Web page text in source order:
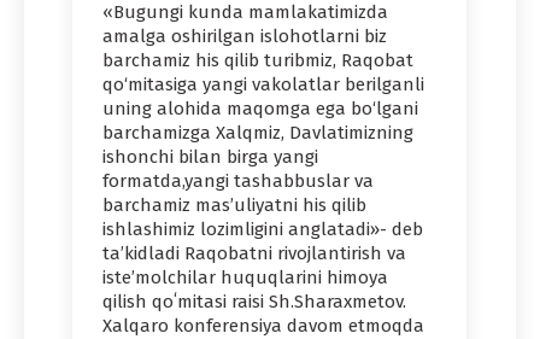
«Bugungi kunda mamlakatimizda
amalga oshirilgan islohotlarni biz
barchamiz his qilib turibmiz, Raqobat
qo‘mitasiga yangi vakolatlar berilganli
uning alohida maqomga ega bo‘lgani
barchamizga Xalqmiz, Davlatimizning
ishonchi bilan birga yangi
formatda,yangi tashabbuslar va
barchamiz mas’uliyatni his qilib
ishlashimiz lozimligini anglatadi»- deb
ta’kidladi Raqobatni rivojlantirish va
isteʼmolchilar huquqlarini himoya
qilish qoʻmitasi raisi Sh.Sharaxmetov.
Xalqaro konferensiya davom etmoqda